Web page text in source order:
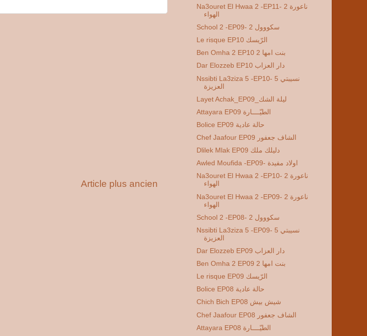
Article plus ancien
Na3ouret El Hwaa 2 -EP11- 2 ناعورة
الهواء
School 2 -EP09- 2 سكووول
Le risque EP10 الرّيسك
Ben Omha 2 EP10 2 بنت امها
Dar Elozzeb EP10 دار العزاب
Nssibti La3ziza 5 -EP10- 5 نسيبتي
العزيزة
Layet Achak_EP09_ليلة الشك
Attayara EP09 الطيّــــارة
Bolice EP09 حالة عادية
Chef Jaafour EP09 الشاف جعفور
Dlilek Mlak EP09 دليلك ملك
Awled Moufida -EP09- اولاد مفيدة
Na3ouret El Hwaa 2 -EP10- 2 ناعورة
الهواء
Na3ouret El Hwaa 2 -EP09- 2 ناعورة
الهواء
School 2 -EP08- 2 سكووول
Nssibti La3ziza 5 -EP09- 5 نسيبتي
العزيزة
Dar Elozzeb EP09 دار العزاب
Ben Omha 2 EP09 2 بنت امها
Le risque EP09 الرّيسك
Bolice EP08 حالة عادية
Chich Bich EP08 شيش بيش
Chef Jaafour EP08 الشاف جعفور
Attayara EP08 الطيّــــارة